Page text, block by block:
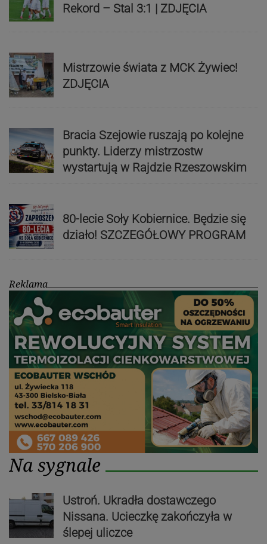
Rekord – Stal 3:1 | ZDJĘCIA
Mistrzowie świata z MCK Żywiec!
ZDJĘCIA
Bracia Szejowie ruszają po kolejne
punkty. Liderzy mistrzostw
wystartują w Rajdzie Rzeszowskim
80-lecie Soły Kobiernice. Będzie się
działo! SZCZEGÓŁOWY PROGRAM
Reklama
Na sygnale
Ustroń. Ukradła dostawczego
Nissana. Ucieczkę zakończyła w
ślepej uliczce